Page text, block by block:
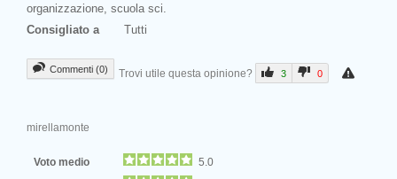
organizzazione, scuola sci.
Consigliato a
Tutti
Commenti (0) Trovi utile questa opinione? 3 0
mirellamonte
Voto medio
5.0